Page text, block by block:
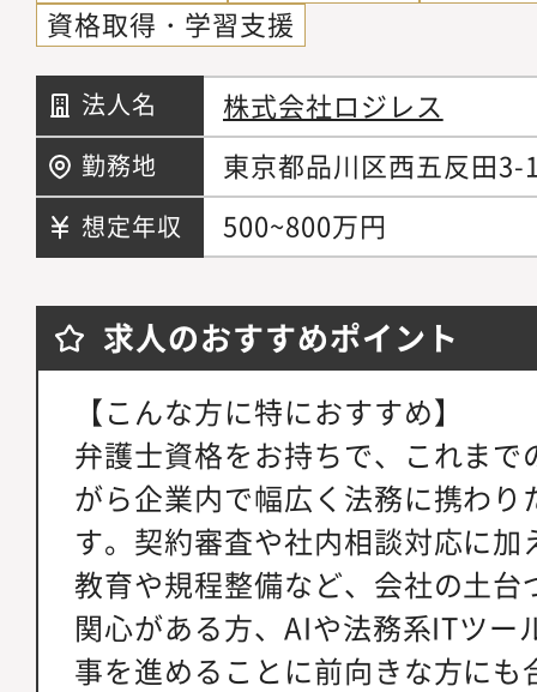
資格取得・学習支援
法人名 株式会社ロジレス
勤務地 東京都品川区西五反田
想定年収 500~800万円
求人のおすすめポイント
【こんな方に特におすすめ】
弁護士資格をお持ちで、これま
がら企業内で幅広く法務に携わ
す。契約審査や社内相談対応に
教育や規程整備など、会社の土
関心がある方、AIや法務系ITツー
事を進めることに前向きな方にも